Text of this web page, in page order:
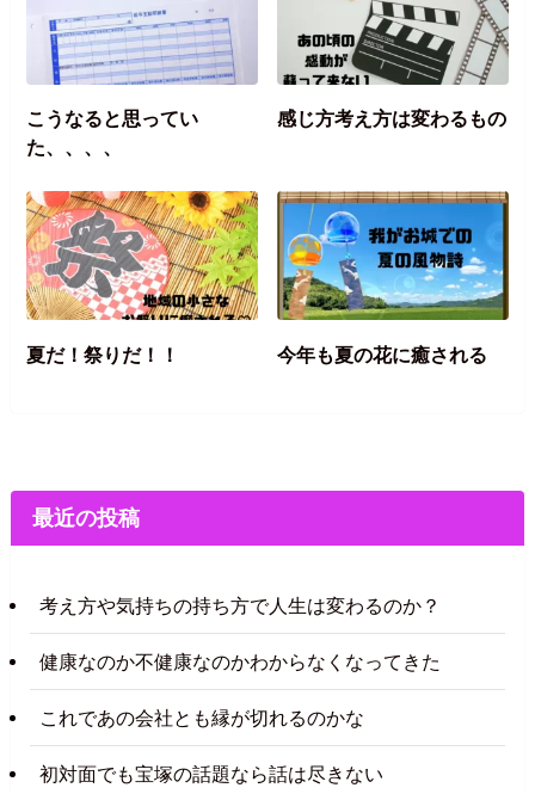
こうなると思ってい
た、、、、
感じ方考え方は変わるもの
夏だ！祭りだ！！ 今年も夏の花に癒される
最近の投稿
考え方や気持ちの持ち方で人生は変わるのか？
健康なのか不健康なのかわからなくなってきた
これであの会社とも縁が切れるのかな
初対面でも宝塚の話題なら話は尽きない